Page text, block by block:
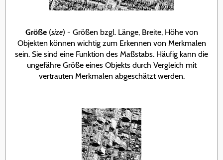
Größe(size) - Größen bzgl. Länge, Breite, Höhe von
Objekten können wichtig zum Erkennen von Merkmalen
sein. Sie sind eine Funktion des Maßstabs. Häufig kann die
ungefähre Größe eines Objekts durch Vergleich mit
vertrauten Merkmalen abgeschätzt werden.